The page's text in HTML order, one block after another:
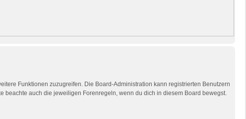
Funktionen zuzugreifen. Die Board-Administration kann registrierten Benutzern
auch die jeweiligen Forenregeln, wenn du dich in diesem Board bewegst.